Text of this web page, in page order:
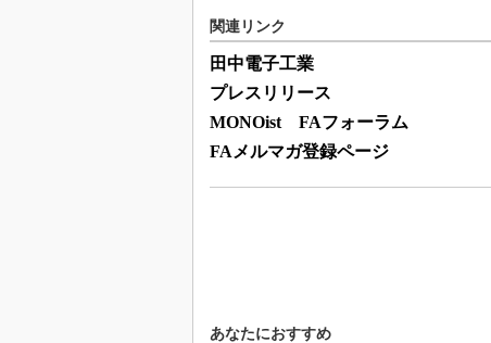
関連リンク
田中電子工業
プレスリリース
MONOist FAフォーラム
FAメルマガ登録ページ
あなたにおすすめ